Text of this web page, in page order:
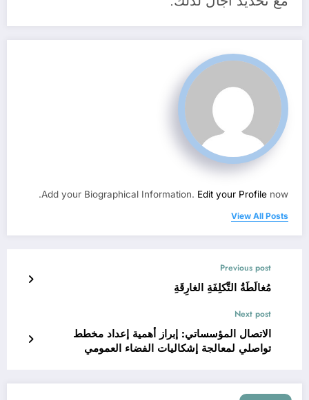
Add your Biographical Information. Edit your Profile now.
View All Posts
Previous post
مُغالَطَةُ التَّكلِفَةِ الغارِقَةِ
Next post
الاتصال المؤسساتي: إبراز أهمية إعداد مخطط
تواصلي لمعالجة إشكاليات الفضاء العمومي